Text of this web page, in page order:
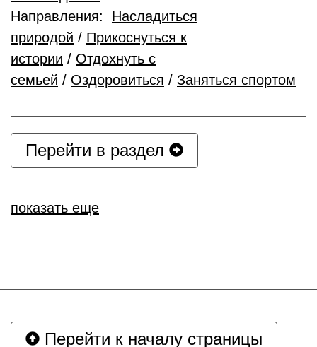
Направления: Насладиться
природой / Прикоснуться к
истории / Отдохнуть с
семьей / Оздоровиться / Заняться спортом
Перейти в раздел
показать еще
Перейти к началу страницы